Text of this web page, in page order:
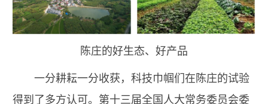
陈庄的好生态、好产品
一分耕耘一分收获，科技巾帼们在陈庄的试验
得到了多方认可。第十三届全国人大常务委员会委